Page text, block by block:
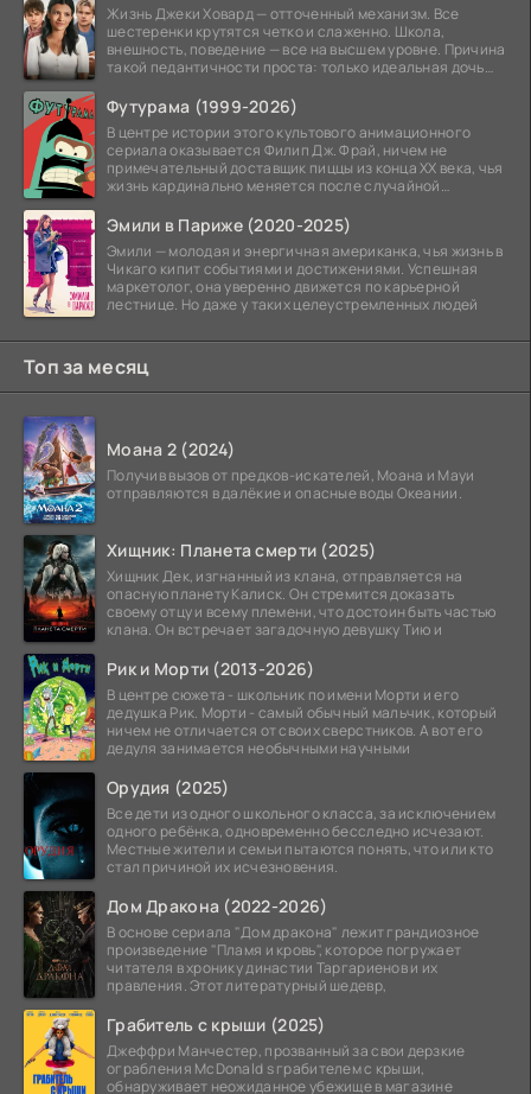
Жизнь Джеки Ховард — отточенный механизм. Все
шестеренки крутятся четко и слаженно. Школа,
внешность, поведение — все на высшем уровне. Причина
такой педантичности проста: только идеальная дочь
Футурама (1999-2026)
В центре истории этого культового анимационного
сериала оказывается Филип Дж. Фрай, ничем не
примечательный доставщик пиццы из конца XX века, чья
жизнь кардинально меняется после случайной
Эмили в Париже (2020-2025)
Эмили — молодая и энергичная американка, чья жизнь в
Чикаго кипит событиями и достижениями. Успешная
маркетолог, она уверенно движется по карьерной
лестнице. Но даже у таких целеустремленных людей
Топ за месяц
Моана 2 (2024)
Получив вызов от предков-искателей, Моана и Мауи
отправляются в далёкие и опасные воды Океании.
Хищник: Планета смерти (2025)
Хищник Дек, изгнанный из клана, отправляется на
опасную планету Калиск. Он стремится доказать
своему отцу и всему племени, что достоин быть частью
клана. Он встречает загадочную девушку Тию и
Рик и Морти (2013-2026)
В центре сюжета - школьник по имени Морти и его
дедушка Рик. Морти - самый обычный мальчик, который
ничем не отличается от своих сверстников. А вот его
дедуля занимается необычными научными
Орудия (2025)
Все дети из одного школьного класса, за исключением
одного ребёнка, одновременно бесследно исчезают.
Местные жители и семьи пытаются понять, что или кто
стал причиной их исчезновения.
Дом Дракона (2022-2026)
В основе сериала "Дом дракона" лежит грандиозное
произведение "Пламя и кровь", которое погружает
читателя в хронику династии Таргариенов и их
правления. Этот литературный шедевр,
Грабитель с крыши (2025)
Джеффри Манчестер, прозванный за свои дерзкие
ограбления McDonald s грабителем с крыши,
обнаруживает неожиданное убежище в магазине